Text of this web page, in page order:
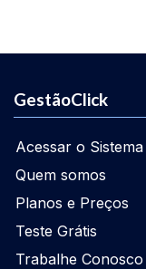
GestãoClick
Acessar o Sistema
Quem somos
Planos e Preços
Teste Grátis
Trabalhe Conosco